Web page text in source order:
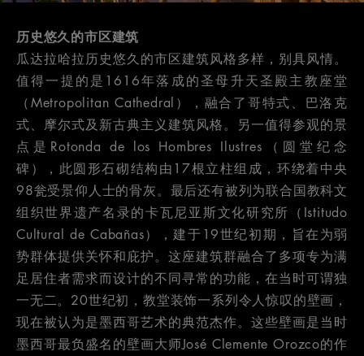
历史悠久的市区建筑
瓜达拉哈拉历史悠久的市区建筑风格多样，别具风情。
值得一提的是1616年落成的圣母升天圣殿主教座堂
（Metropolitan Cathedral），融合了哥特式、巴洛克
式、摩尔式及新古典主义建筑风格。另一值得参观的景
点是Rotonda de los Hombres Ilustres（圆堂纪念
碑），此圆形石砌结构由17根立柱组成，环绕着中央
98瓮受景仰人士的骨灰。最后还有被列为联合国教科文
组织世界遗产名录的卡瓦尼亚斯文化研究所（Istitudo
Cultural de Cabañas），建于19世纪初期，旨在为弱
势群体提供关怀和庇护。这座建筑群融合了多项专为满
足居住者需求而设计的不同寻常的功能，在当时可谓独
一无二。20世纪初，教堂装饰一系列令人惊叹的壁画，
现在被认为是墨西哥艺术的典范杰作。这些壁画是当时
墨西哥最负盛名的壁画大师José Clemente Orozco的作